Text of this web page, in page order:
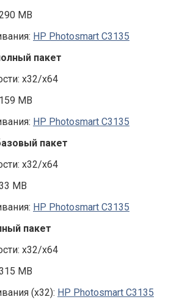
MB
HP Photosmart C3135
пакет
x32/x64
MB
HP Photosmart C3135
пакет
x32/x64
MB
HP Photosmart C3135
пакет
x32/x64
MB
(x32): HP Photosmart C3135